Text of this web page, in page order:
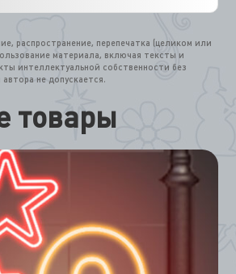
распространение, перепечатка (целиком или
материала, включая тексты и
интеллектуальной собственности без
не допускается.
товары